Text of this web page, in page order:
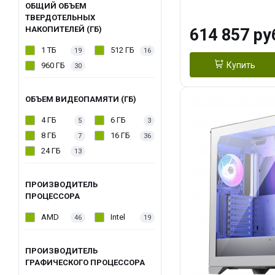
ОБЩИЙ ОБЪЕМ
ТВЕРДОТЕЛЬНЫХ
НАКОПИТЕЛЕЙ (ГБ)
1 ТБ 19 512 ГБ 16
960 ГБ 30
ОБЪЕМ ВИДЕОПАМЯТИ (ГБ)
4 ГБ 5 6 ГБ 3
8 ГБ 7 16 ГБ 36
24 ГБ 13
ПРОИЗВОДИТЕЛЬ
ПРОЦЕССОРА
AMD 46 Intel 19
ПРОИЗВОДИТЕЛЬ
ГРАФИЧЕСКОГО ПРОЦЕССОРА
Turbo/ 1 ТБ
614 857
Купить